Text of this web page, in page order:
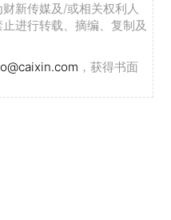
新传媒及/或相关权利人
进行转载、摘编、复制及
，获得书面